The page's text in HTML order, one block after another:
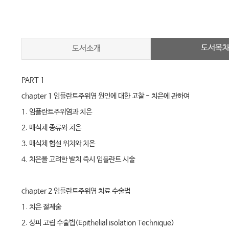
도서소개 도서목차
PART 1
chapter 1 임플란트주위염 원인에 대한 고찰 - 치은에 관하여
1. 임플란트주위염과 치은
2. 매식체 종류와 치은
3. 매식체 협설 위치와 치은
4. 치은을 고려한 발치 즉시 임플란트 시술
chapter 2 임플란트주위염 치료 수술법
1. 치은 절제술
2. 상피 고립 수술법(Epithelial isolation Technique)